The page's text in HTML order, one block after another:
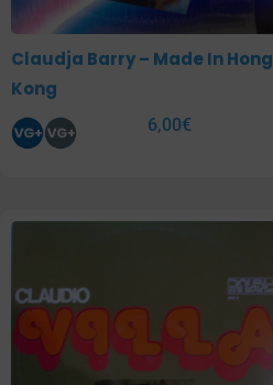
Claudja Barry – Made In Hong
Kong
6,00€